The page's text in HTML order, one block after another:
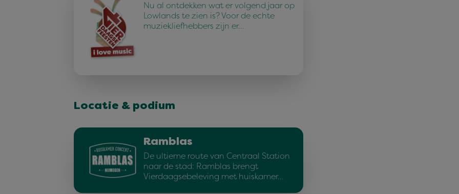
Nu al ontdekken wat er volgend jaar op
Lowlands te zien is? Voor de echte
muziekliefhebbers zijn er…
Locatie & podium
Ramblas
De ultieme route van Centraal Station
naar de stad: Ramblas brengt
Vierdaagsebeleving met huiskamer…